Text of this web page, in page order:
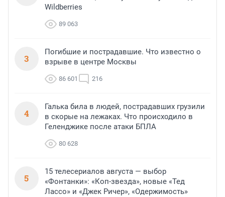
Wildberries
89 063
3
Погибшие и пострадавшие. Что известно о
взрыве в центре Москвы
86 601 216
4
Галька била в людей, пострадавших грузили
в скорые на лежаках. Что происходило в
Геленджике после атаки БПЛА
80 628
5
15 телесериалов августа — выбор
«Фонтанки»: «Коп-звезда», новые «Тед
Лассо» и «Джек Ричер», «Одержимость»